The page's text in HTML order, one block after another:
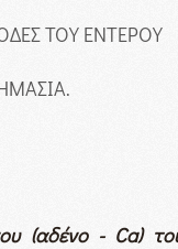
ΤΟΥ ΕΝΤΕΡΟΥ
(αδένο - Ca)